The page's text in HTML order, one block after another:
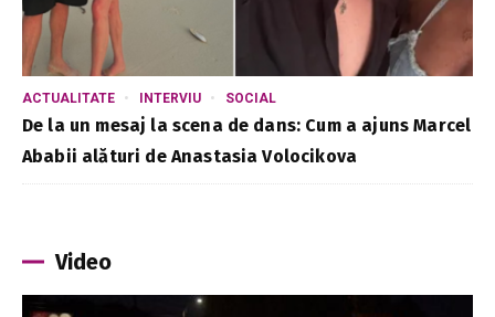
ACTUALITATE INTERVIU SOCIAL
De la un mesaj la scena de dans: Cum a ajuns Marcel
Ababii alături de Anastasia Volocikova
Video